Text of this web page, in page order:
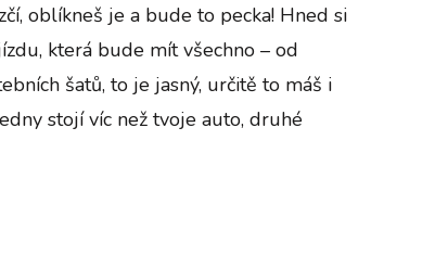
oblíkneš je a bude to pecka! Hned si
která bude mít všechno – od
šatů, to je jasný, určitě to máš i
stojí víc než tvoje auto, druhé